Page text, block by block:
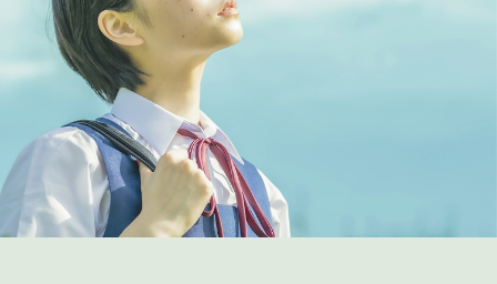
士の位置づけ
施工管理技士は、建設・土木・管工事など複数の専門分
野に分かれた国家資格です。その中で建築施工管理技士
は、住宅や商業施設、公共施設など、建物全般の施工を
管理する分野を専門としています。